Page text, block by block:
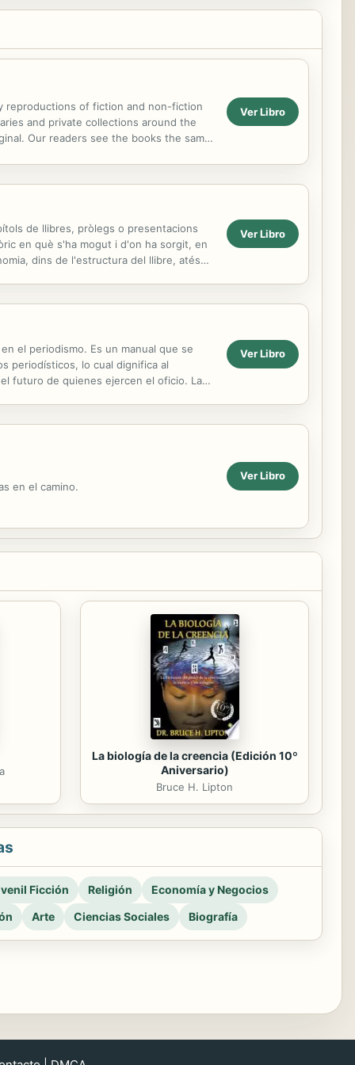
reproductions of fiction and non-fiction
and private collections around the
Our readers see the books the same
Ver Libro
de llibres, pròlegs o presentacions
en què s'ha mogut i d'on ha sorgit, en
dins de l'estructura del llibre, atés
Ver Libro
el periodismo. Es un manual que se
periodísticos, lo cual dignifica al
futuro de quienes ejercen el oficio. La
Ver Libro
en el camino.
Ver Libro
La biología de la creencia (Edición 10º
Aniversario)
Bruce H. Lipton
Ficción Religión
Economía y Negocios
Arte Ciencias Sociales Biografía